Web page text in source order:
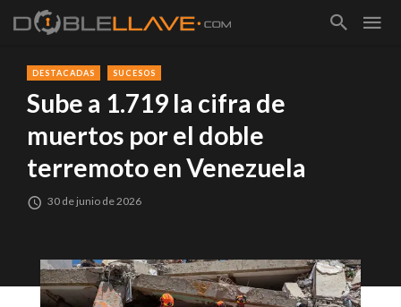
DESTACADAS SUCESOS
Sube a 1.719 la cifra de
muertos por el doble
terremoto en Venezuela
30 de junio de 2026